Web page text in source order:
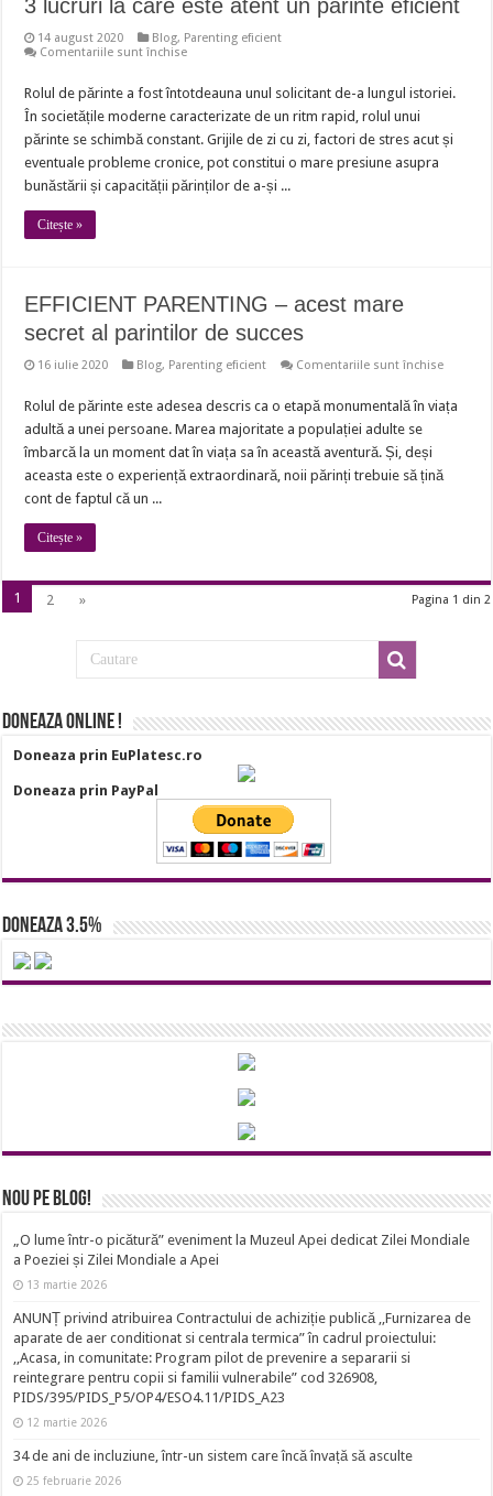
3 lucruri la care este atent un parinte eficient
14 august 2020 Blog, Parenting eficient
Comentariile sunt închisepentru
la
care
este
atent
parinte
eficient
Rolul de părinte a fost întotdeauna unul solicitant de-a lungul istoriei.
În societățile moderne caracterizate de un ritm rapid, rolul unui
părinte se schimbă constant. Grijile de zi cu zi, factori de stres acut și
eventuale probleme cronice, pot constitui o mare presiune asupra
bunăstării și capacității părinților de a-și ...
Citește »
EFFICIENT PARENTING – acest mare
secret al parintilor de succes
16 iulie 2020 Blog, Parenting eficient Comentariile sunt închisepentru
–
Rolul de părinte este adesea descris ca o etapă monumentală în viața
adultă a unei persoane. Marea majoritate a populației adulte se
îmbarcă la un moment dat în viața sa în această aventură. Și, deși
aceasta este o experiență extraordinară, noii părinți trebuie să țină
cont de faptul că un ...
Citește »
Pagina 1 din 2
1 2 »
Doneaza online !
Doneaza prin EuPlatesc.ro
Doneaza prin PayPal
Doneaza 3.5%
Nou pe Blog!
„O lume într-o picătură” eveniment la Muzeul Apei dedicat Zilei Mondiale
a Poeziei și Zilei Mondiale a Apei
13 martie 2026
ANUNȚ privind atribuirea Contractului de achiziție publică ,,Furnizarea de
aparate de aer conditionat si centrala termica” în cadrul proiectului:
,,Acasa, in comunitate: Program pilot de prevenire a separarii si
reintegrare pentru copii si familii vulnerabile” cod 326908,
PIDS/395/PIDS_P5/OP4/ESO4.11/PIDS_A23
12 martie 2026
34 de ani de incluziune, într-un sistem care încă învață să asculte
25 februarie 2026